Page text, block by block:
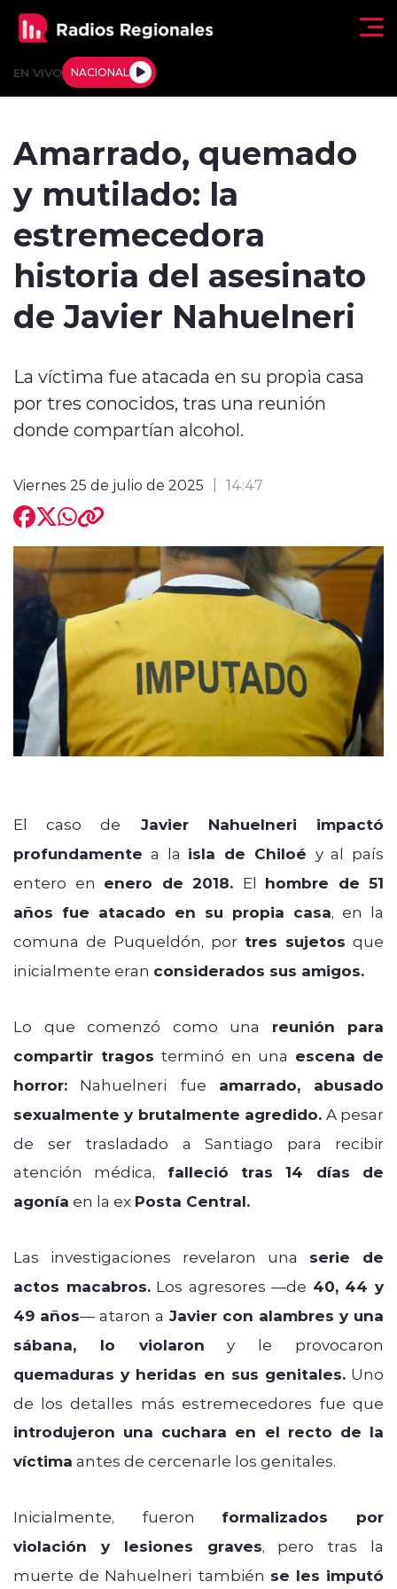
EN VIVO NACIONAL
Deportes
Internacional
Entrevistas
Amarrado, quemado
y mutilado: la
estremecedora
historia del asesinato
de Javier Nahuelneri
La víctima fue atacada en su propia casa
por tres conocidos, tras una reunión
donde compartían alcohol.
Viernes 25 de julio de 2025 14:47
El caso de Javier Nahuelneri impactó
profundamente a la isla de Chiloé y al país
entero en enero de 2018. El hombre de 51
años fue atacado en su propia casa, en la
comuna de Puqueldón, por tres sujetos que
inicialmente eran considerados sus amigos.
Lo que comenzó como una reunión para
compartir tragos terminó en una escena de
horror: Nahuelneri fue amarrado, abusado
sexualmente y brutalmente agredido. A pesar
de ser trasladado a Santiago para recibir
atención médica, falleció tras 14 días de
agonía en la ex Posta Central.
Las investigaciones revelaron una serie de
actos macabros.Los agresores —de 40, 44 y
49 años— ataron a Javier con alambres y una
sábana, lo violaron y le provocaron
quemaduras y heridas en sus genitales.Uno
de los detalles más estremecedores fue que
introdujeron una cuchara en el recto de la
víctima antes de cercenarle los genitales.
Inicialmente, fueron formalizados por
violación y lesiones graves, pero tras la
muerte de Nahuelneri también se les imputó